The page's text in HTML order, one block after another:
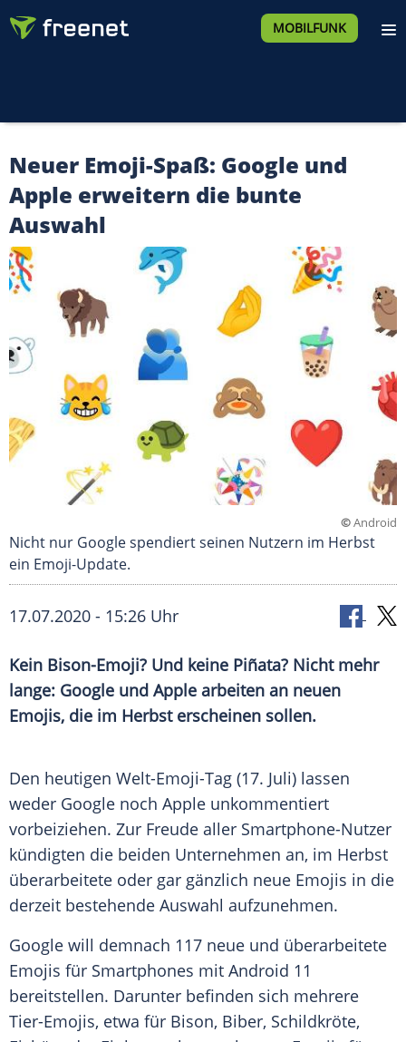
MOBILFUNK
Neuer Emoji-Spaß: Google und
Apple erweitern die bunte
Auswahl
©Android
Nicht nur Google spendiert seinen Nutzern im Herbst
ein Emoji-Update.
17.07.2020 - 15:26 Uhr
Kein Bison-Emoji? Und keine Piñata? Nicht mehr
lange: Google und Apple arbeiten an neuen
Emojis, die im Herbst erscheinen sollen.
Den heutigen Welt-Emoji-Tag (17. Juli) lassen
weder Google noch Apple unkommentiert
vorbeiziehen. Zur Freude aller Smartphone-Nutzer
kündigten die beiden Unternehmen an, im Herbst
überarbeitete oder gar gänzlich neue Emojis in die
derzeit bestehende Auswahl aufzunehmen.
Google will demnach 117 neue und überarbeitete
Emojis für Smartphones mit Android 11
bereitstellen. Darunter befinden sich mehrere
Tier-Emojis, etwa für Bison, Biber, Schildkröte,